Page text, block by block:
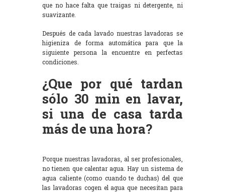
que no hace falta que traigas ni detergente, ni
suavizante.
Después de cada lavado nuestras lavadoras se
higieniza de forma automática para que la
siguiente persona la encuentre en perfectas
condiciones.
¿Que por qué tardan
sólo 30 min en lavar,
si una de casa tarda
más de una hora?
Porque nuestras lavadoras, al ser profesionales,
no tienen que calentar agua. Hay un sistema de
agua caliente (como cuando te duchas) del que
las lavadoras cogen el agua que necesitan para